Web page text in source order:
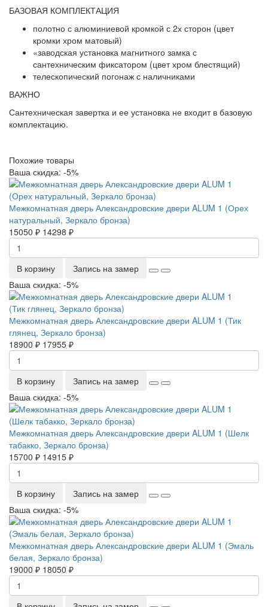
БАЗОВАЯ КОМПЛЕКТАЦИЯ
полотно с алюминиевой кромкой с 2х сторон (цвет
кромки хром матовый)
«заводская установка магнитного замка с
сантехническим фиксатором (цвет хром блестящий)
телескопический погонаж с наличниками
ВАЖНО
Сантехническая завертка и ее установка не входит в базовую
комплектацию.
Похожие товары
Ваша скидка: -5%
Межкомнатная дверь Александровские двери ALUM 1 (Орех
натуральный, Зеркало бронза)
15050 ₽ 14298 ₽
В корзину
Запись на замер
Ваша скидка: -5%
Межкомнатная дверь Александровские двери ALUM 1 (Тик
глянец, Зеркало бронза)
18900 ₽ 17955 ₽
В корзину
Запись на замер
Ваша скидка: -5%
Межкомнатная дверь Александровские двери ALUM 1 (Шелк
табакко, Зеркало бронза)
15700 ₽ 14915 ₽
В корзину
Запись на замер
Ваша скидка: -5%
Межкомнатная дверь Александровские двери ALUM 1 (Эмаль
белая, Зеркало бронза)
19000 ₽ 18050 ₽